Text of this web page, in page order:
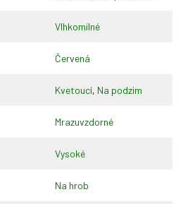
Vlhkomilné
Červená
Kvetoucí, Na podzim
Mrazuvzdorné
Vysoké
Na hrob